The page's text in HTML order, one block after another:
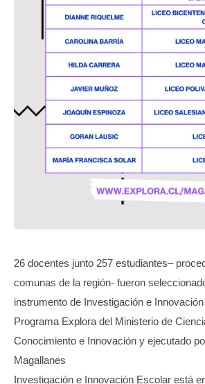
26 docentes junto 257 estudiantes–
comunas de la región- fueron
instrumento de Investigación e
Programa Explora del Ministerio de
Conocimiento e Innovación y ejecutado
Magallanes
Investigación e Innovación Escolar está